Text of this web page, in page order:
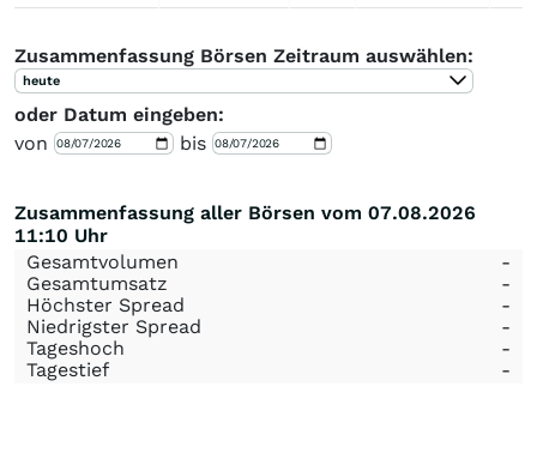
Zusammenfassung Börsen Zeitraum auswählen:
heute
oder Datum eingeben:
von
bis
Zusammenfassung aller Börsen vom 07.08.2026
11:10 Uhr
Gesamtvolumen
-
Gesamtumsatz
-
Höchster Spread
-
Niedrigster Spread
-
Tageshoch
-
Tagestief
-